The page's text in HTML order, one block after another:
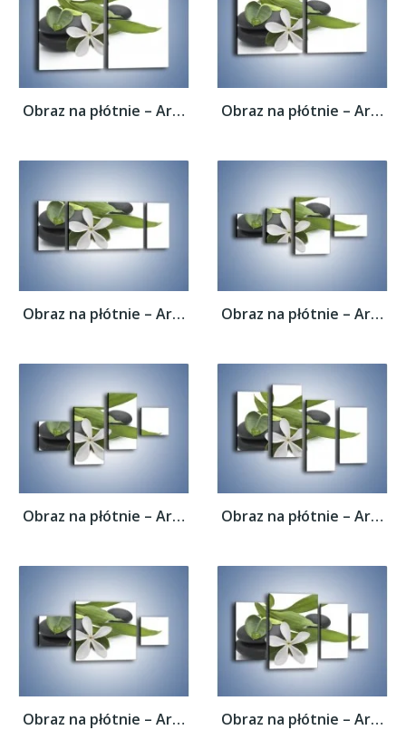
Obraz na płótnie – Artystyczna kompozycja... Obraz na płótnie – Artystyczna kompozycja...
Obraz na płótnie – Artystyczna kompozycja... Obraz na płótnie – Artystyczna kompozycja...
Obraz na płótnie – Artystyczna kompozycja... Obraz na płótnie – Artystyczna kompozycja...
Obraz na płótnie – Artystyczna kompozycja... Obraz na płótnie – Artystyczna kompozycja...